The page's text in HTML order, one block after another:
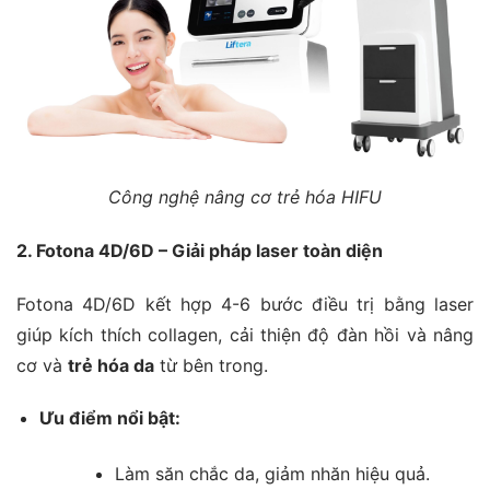
Công nghệ nâng cơ trẻ hóa HIFU
2. Fotona 4D/6D – Giải pháp laser toàn diện
Fotona 4D/6D kết hợp 4-6 bước điều trị bằng laser
giúp kích thích collagen, cải thiện độ đàn hồi và nâng
cơ và trẻ hóa da từ bên trong.
Ưu điểm nổi bật:
Làm săn chắc da, giảm nhăn hiệu quả.